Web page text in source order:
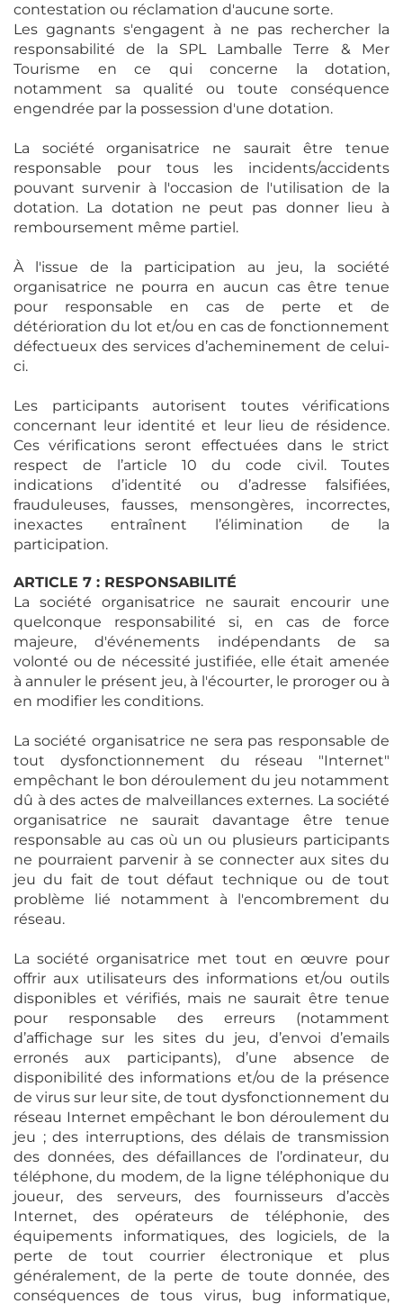
contestation ou réclamation d'aucune sorte.
Les gagnants s'engagent à ne pas rechercher la
responsabilité de la SPL Lamballe Terre & Mer
Tourisme en ce qui concerne la dotation,
notamment sa qualité ou toute conséquence
engendrée par la possession d'une dotation.
La société organisatrice ne saurait être tenue
responsable pour tous les incidents/accidents
pouvant survenir à l'occasion de l'utilisation de la
dotation. La dotation ne peut pas donner lieu à
remboursement même partiel.
À l'issue de la participation au jeu, la société
organisatrice ne pourra en aucun cas être tenue
pour responsable en cas de perte et de
détérioration du lot et/ou en cas de fonctionnement
défectueux des services d’acheminement de celui-
ci.
Les participants autorisent toutes vérifications
concernant leur identité et leur lieu de résidence.
Ces vérifications seront effectuées dans le strict
respect de l’article 10 du code civil. Toutes
indications d’identité ou d’adresse falsifiées,
frauduleuses, fausses, mensongères, incorrectes,
inexactes entraînent l’élimination de la
participation.
ARTICLE 7 : RESPONSABILITÉ
La société organisatrice ne saurait encourir une
quelconque responsabilité si, en cas de force
majeure, d'événements indépendants de sa
volonté ou de nécessité justifiée, elle était amenée
à annuler le présent jeu, à l'écourter, le proroger ou à
en modifier les conditions.
La société organisatrice ne sera pas responsable de
tout dysfonctionnement du réseau "Internet"
empêchant le bon déroulement du jeu notamment
dû à des actes de malveillances externes. La société
organisatrice ne saurait davantage être tenue
responsable au cas où un ou plusieurs participants
ne pourraient parvenir à se connecter aux sites du
jeu du fait de tout défaut technique ou de tout
problème lié notamment à l'encombrement du
réseau.
La société organisatrice met tout en œuvre pour
offrir aux utilisateurs des informations et/ou outils
disponibles et vérifiés, mais ne saurait être tenue
pour responsable des erreurs (notamment
d’affichage sur les sites du jeu, d’envoi d’emails
erronés aux participants), d’une absence de
disponibilité des informations et/ou de la présence
de virus sur leur site, de tout dysfonctionnement du
réseau Internet empêchant le bon déroulement du
jeu ; des interruptions, des délais de transmission
des données, des défaillances de l’ordinateur, du
téléphone, du modem, de la ligne téléphonique du
joueur, des serveurs, des fournisseurs d’accès
Internet, des opérateurs de téléphonie, des
équipements informatiques, des logiciels, de la
perte de tout courrier électronique et plus
généralement, de la perte de toute donnée, des
conséquences de tous virus, bug informatique,